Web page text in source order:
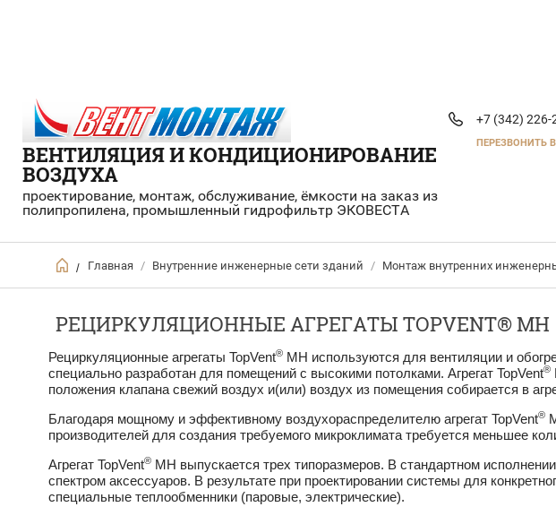
ВЕНТИЛЯЦИЯ И КОНДИЦИОНИРОВАНИЕ
ВОЗДУХА
проектирование, монтаж, обслуживание, ёмкости на заказ из
полипропилена, промышленный гидрофильтр ЭКОВЕСТА
+7 (342) 226-
ПЕРЕЗВОНИТЬ
/ Главная / Внутренние инженерные сети зданий / Монтаж внутренних
РЕЦИРКУЛЯЦИОННЫЕ АГРЕГАТЫ TOPVENT® MH
Рециркуляционные агрегаты TopVent® MH используются для вентиляции и
специально разработан для помещений с высокими потолками. Агрегат TopVent®
по­ложения клапана свежий воздух и(или) воздух из по­мещения собирается в
Благодаря мощному и эффективному воздухорасп­ределителю агрегат TopVent®
производителей для создания требуемого микроклимата требуется меньшее
Агрегат TopVent® MH выпускается трех типоразмеров. В стандар­тном
спектром аксессуаров. В результате при проектировании системы для
специальные теп­лообменники (паровые, электрические).